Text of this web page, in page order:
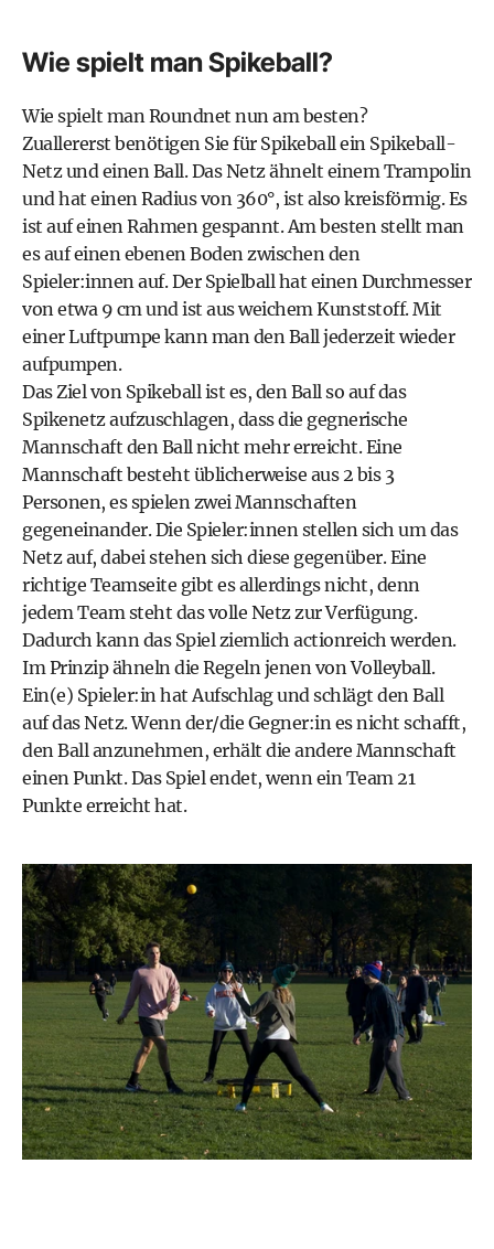
Wie spielt man Spikeball?
Wie spielt man Roundnet nun am besten?
Zuallererst benötigen Sie für Spikeball ein Spikeball-
Netz und einen Ball. Das Netz ähnelt einem Trampolin
und hat einen Radius von 360°, ist also kreisförmig. Es
ist auf einen Rahmen gespannt. Am besten stellt man
es auf einen ebenen Boden zwischen den
Spieler:innen auf. Der Spielball hat einen Durchmesser
von etwa 9 cm und ist aus weichem Kunststoff. Mit
einer Luftpumpe kann man den Ball jederzeit wieder
aufpumpen.
Das Ziel von Spikeball ist es, den Ball so auf das
Spikenetz aufzuschlagen, dass die gegnerische
Mannschaft den Ball nicht mehr erreicht. Eine
Mannschaft besteht üblicherweise aus 2 bis 3
Personen, es spielen zwei Mannschaften
gegeneinander. Die Spieler:innen stellen sich um das
Netz auf, dabei stehen sich diese gegenüber. Eine
richtige Teamseite gibt es allerdings nicht, denn
jedem Team steht das volle Netz zur Verfügung.
Dadurch kann das Spiel ziemlich actionreich werden.
Im Prinzip ähneln die Regeln jenen von Volleyball.
Ein(e) Spieler:in hat Aufschlag und schlägt den Ball
auf das Netz. Wenn der/die Gegner:in es nicht schafft,
den Ball anzunehmen, erhält die andere Mannschaft
einen Punkt. Das Spiel endet, wenn ein Team 21
Punkte erreicht hat.